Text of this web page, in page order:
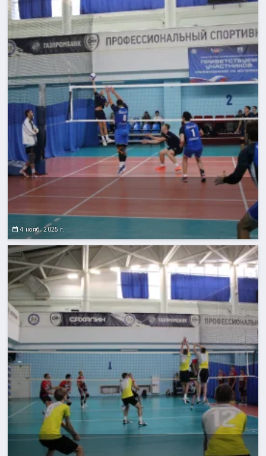
4 нояб. 2025 г.